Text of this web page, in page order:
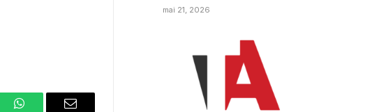
mai 21, 2026